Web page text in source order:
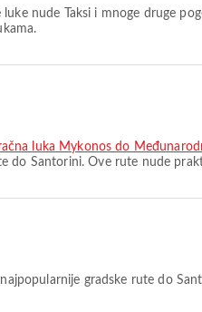
nude Taksi i mnoge druge
luka Mykonos do
do Santorini. Ove rute nude
gradske rute do